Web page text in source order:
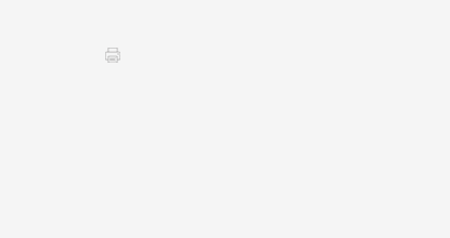
générales & Statuts